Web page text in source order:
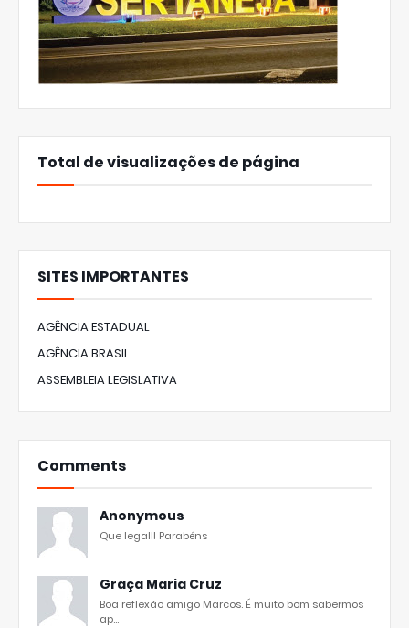
Total de visualizações de página
SITES IMPORTANTES
AGÊNCIA ESTADUAL
AGÊNCIA BRASIL
ASSEMBLEIA LEGISLATIVA
Comments
Anonymous
Que legal!! Parabéns
Graça Maria Cruz
Boa reflexão amigo Marcos. É muito bom sabermos
ap...